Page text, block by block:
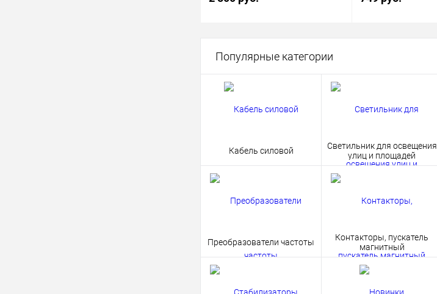
Купить в 1 клик Сравнение
Популярные категории
Кабель силовой
Светильник для освещения
улиц и площадей
Преобразователи частоты
Контакторы, пускатель
магнитный